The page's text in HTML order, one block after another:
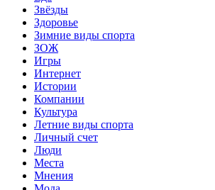
Звёзды
Здоровье
Зимние виды спорта
ЗОЖ
Игры
Интернет
Истории
Компании
Культура
Летние виды спорта
Личный счет
Люди
Места
Мнения